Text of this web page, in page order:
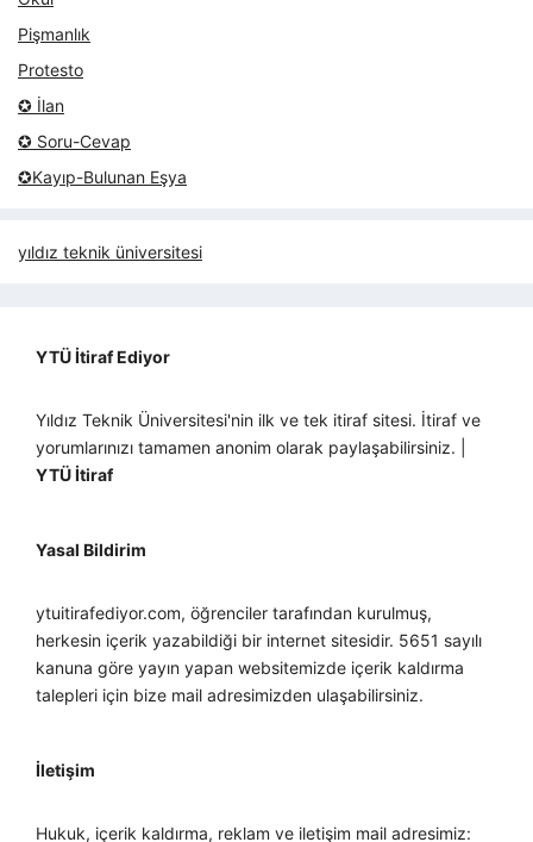
Pişmanlık
Protesto
✪ İlan
✪ Soru-Cevap
✪Kayıp-Bulunan Eşya
yıldız teknik üniversitesi
YTÜ İtiraf Ediyor
Yıldız Teknik Üniversitesi'nin ilk ve tek itiraf sitesi. İtiraf ve
yorumlarınızı tamamen anonim olarak paylaşabilirsiniz. |
YTÜ İtiraf
Yasal Bildirim
ytuitirafediyor.com, öğrenciler tarafından kurulmuş,
herkesin içerik yazabildiği bir internet sitesidir. 5651 sayılı
kanuna göre yayın yapan websitemizde içerik kaldırma
talepleri için bize mail adresimizden ulaşabilirsiniz.
İletişim
Hukuk, içerik kaldırma, reklam ve iletişim mail adresimiz: